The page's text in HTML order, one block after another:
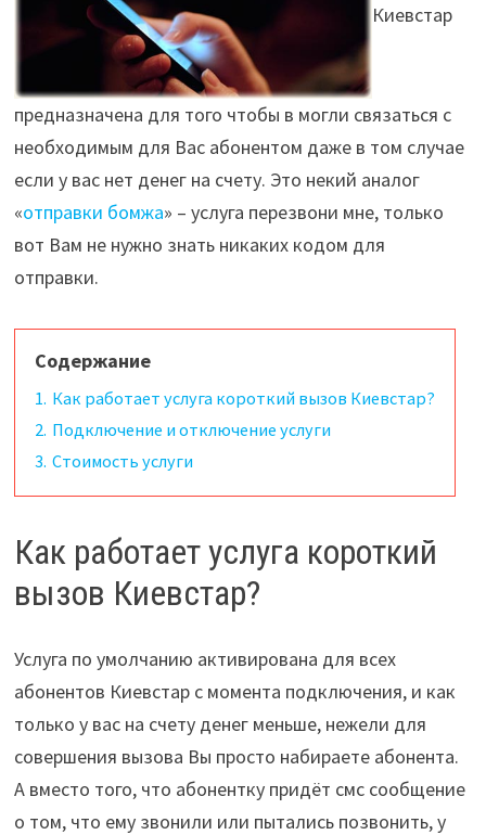
Киевстар
предназначена для того чтобы в могли связаться с
необходимым для Вас абонентом даже в том случае
если у вас нет денег на счету. Это некий аналог
«отправки бомжа» – услуга перезвони мне, только
вот Вам не нужно знать никаких кодом для
отправки.
Содержание
1. Как работает услуга короткий вызов Киевстар?
2. Подключение и отключение услуги
3. Стоимость услуги
Как работает услуга короткий
вызов Киевстар?
Услуга по умолчанию активирована для всех
абонентов Киевстар с момента подключения, и как
только у вас на счету денег меньше, нежели для
совершения вызова Вы просто набираете абонента.
А вместо того, что абонентку придёт смс сообщение
о том, что ему звонили или пытались позвонить, у